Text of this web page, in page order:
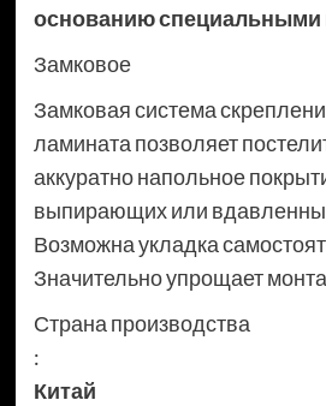
основанию специальными
Замковое
Замковая система
ламината позволяет
аккуратно напольное
выпирающих или
Возможна укладка
Значительно упрощает
Страна производства
:
Китай